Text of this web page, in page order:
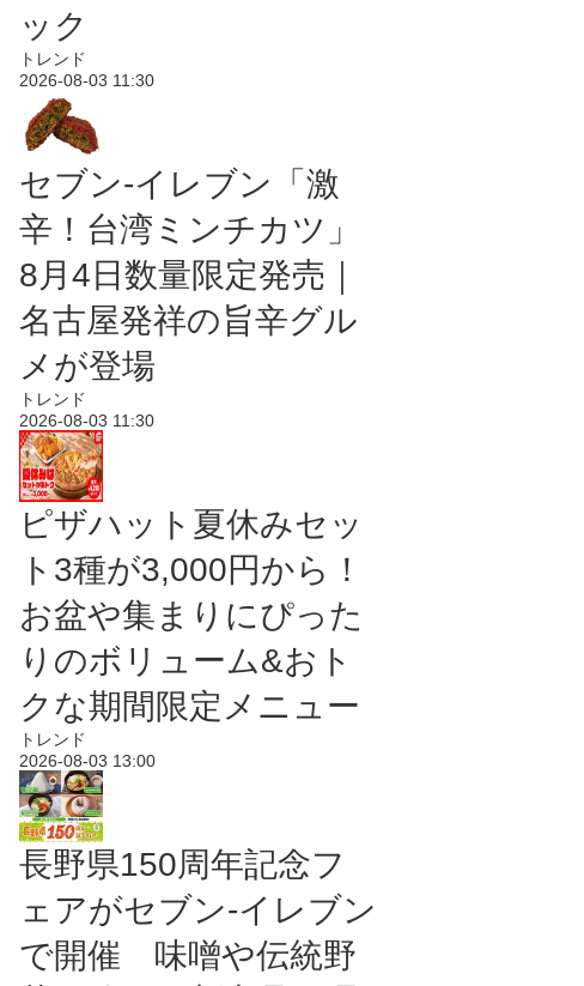
ック
トレンド
2026-08-03 11:30
セブン-イレブン「激
辛！台湾ミンチカツ」
8月4日数量限定発売｜
名古屋発祥の旨辛グル
メが登場
トレンド
2026-08-03 11:30
ピザハット夏休みセッ
ト3種が3,000円から！
お盆や集まりにぴった
りのボリューム&おト
クな期間限定メニュー
トレンド
2026-08-03 13:00
長野県150周年記念フ
ェアがセブン-イレブン
で開催 味噌や伝統野